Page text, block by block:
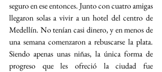
seguro en ese entonces. Junto con cuatro amigas
llegaron solas a vivir a un hotel del centro de
Medellín. No tenían casi dinero, y en menos de
una semana comenzaron a rebuscarse la plata.
Siendo apenas unas niñas, la única forma de
progreso que les ofreció la ciudad fue